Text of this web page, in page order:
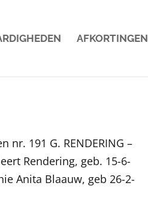
AFKORTINGEN
nr. 191 G. RENDERING –
Rendering, geb. 15-6-
Anita Blaauw, geb 26-2-